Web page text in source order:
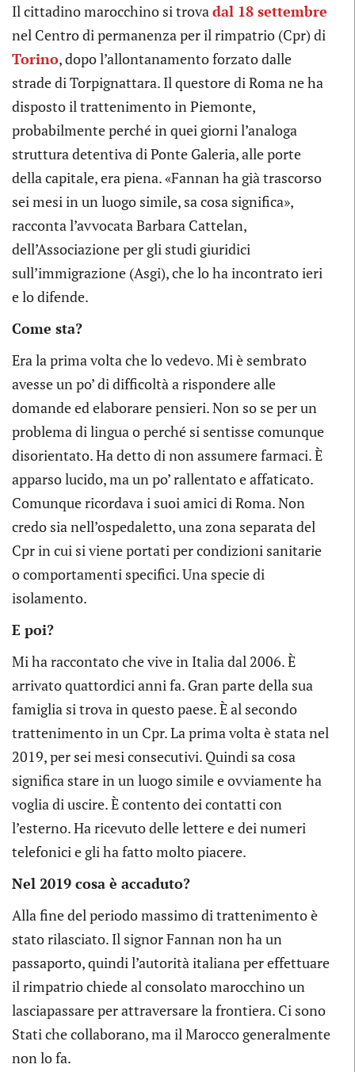
Il cittadino marocchino si trovadal 18 settembre
nel Centro di permanenza per il rimpatrio (Cpr) di
Torino, dopo l’allontanamento forzato dalle
strade di Torpignattara. Il questore di Roma ne ha
disposto il trattenimento in Piemonte,
probabilmente perché in quei giorni l’analoga
struttura detentiva di Ponte Galeria, alle porte
della capitale, era piena. «Fannan ha già trascorso
sei mesi in un luogo simile, sa cosa significa»,
racconta l’avvocata Barbara Cattelan,
dell’Associazione per gli studi giuridici
sull’immigrazione (Asgi), che lo ha incontrato ieri
e lo difende.
Come sta?
Era la prima volta che lo vedevo. Mi è sembrato
avesse un po’ di difficoltà a rispondere alle
domande ed elaborare pensieri. Non so se per un
problema di lingua o perché si sentisse comunque
disorientato. Ha detto di non assumere farmaci. È
apparso lucido, ma un po’ rallentato e affaticato.
Comunque ricordava i suoi amici di Roma. Non
credo sia nell’ospedaletto, una zona separata del
Cpr in cui si viene portati per condizioni sanitarie
o comportamenti specifici. Una specie di
isolamento.
E poi?
Mi ha raccontato che vive in Italia dal 2006. È
arrivato quattordici anni fa. Gran parte della sua
famiglia si trova in questo paese. È al secondo
trattenimento in un Cpr. La prima volta è stata nel
2019, per sei mesi consecutivi. Quindi sa cosa
significa stare in un luogo simile e ovviamente ha
voglia di uscire. È contento dei contatti con
l’esterno. Ha ricevuto delle lettere e dei numeri
telefonici e gli ha fatto molto piacere.
Nel 2019 cosa è accaduto?
Alla fine del periodo massimo di trattenimento è
stato rilasciato. Il signor Fannan non ha un
passaporto, quindi l’autorità italiana per effettuare
il rimpatrio chiede al consolato marocchino un
lasciapassare per attraversare la frontiera. Ci sono
Stati che collaborano, ma il Marocco generalmente
non lo fa.